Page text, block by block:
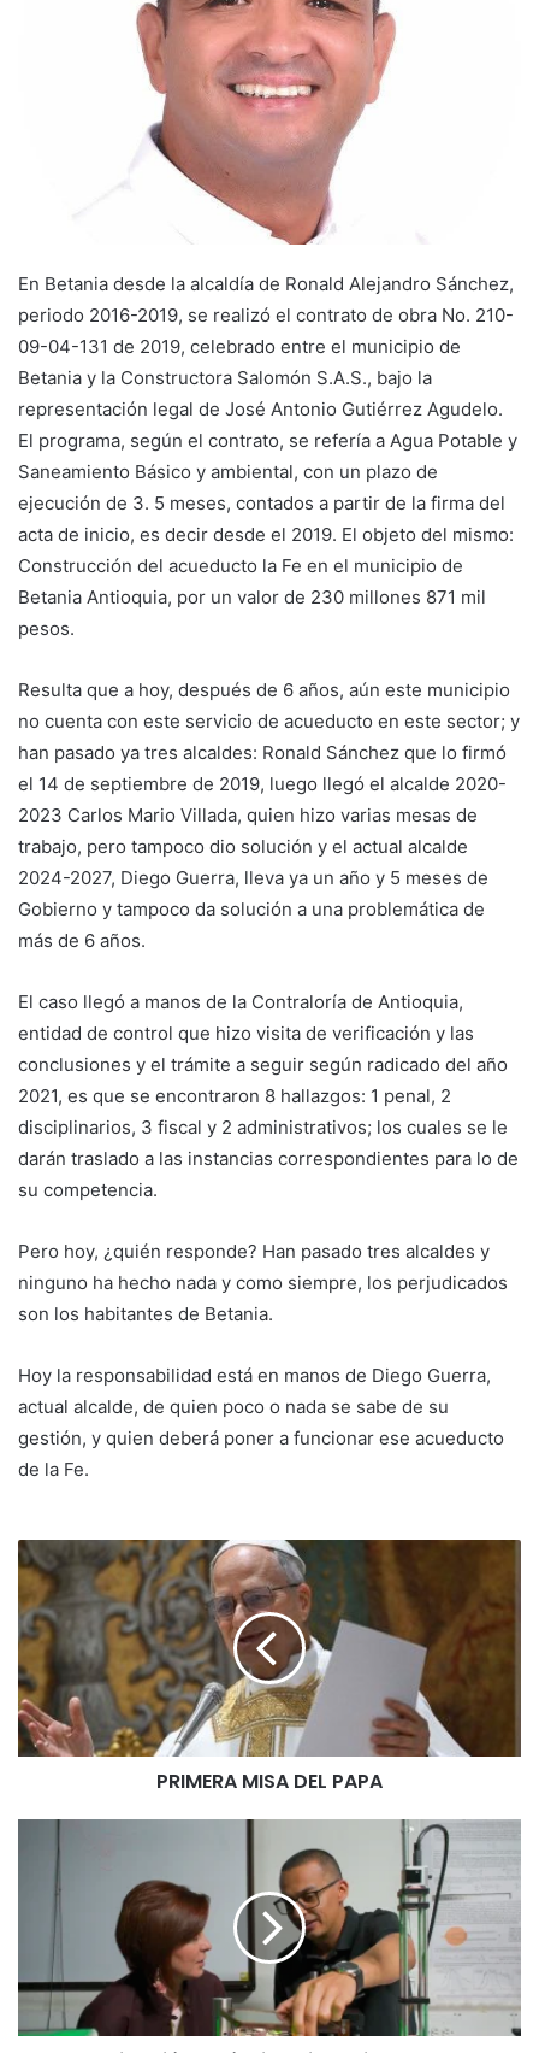
En Betania desde la alcaldía de Ronald Alejandro Sánchez,
periodo 2016-2019, se realizó el contrato de obra No. 210-
09-04-131 de 2019, celebrado entre el municipio de
Betania y la Constructora Salomón S.A.S., bajo la
representación legal de José Antonio Gutiérrez Agudelo.
El programa, según el contrato, se refería a Agua Potable y
Saneamiento Básico y ambiental, con un plazo de
ejecución de 3. 5 meses, contados a partir de la firma del
acta de inicio, es decir desde el 2019. El objeto del mismo:
Construcción del acueducto la Fe en el municipio de
Betania Antioquia, por un valor de 230 millones 871 mil
pesos.
Resulta que a hoy, después de 6 años, aún este municipio
no cuenta con este servicio de acueducto en este sector; y
han pasado ya tres alcaldes: Ronald Sánchez que lo firmó
el 14 de septiembre de 2019, luego llegó el alcalde 2020-
2023 Carlos Mario Villada, quien hizo varias mesas de
trabajo, pero tampoco dio solución y el actual alcalde
2024-2027, Diego Guerra, lleva ya un año y 5 meses de
Gobierno y tampoco da solución a una problemática de
más de 6 años.
El caso llegó a manos de la Contraloría de Antioquia,
entidad de control que hizo visita de verificación y las
conclusiones y el trámite a seguir según radicado del año
2021, es que se encontraron 8 hallazgos: 1 penal, 2
disciplinarios, 3 fiscal y 2 administrativos; los cuales se le
darán traslado a las instancias correspondientes para lo de
su competencia.
Pero hoy, ¿quién responde? Han pasado tres alcaldes y
ninguno ha hecho nada y como siempre, los perjudicados
son los habitantes de Betania.
Hoy la responsabilidad está en manos de Diego Guerra,
actual alcalde, de quien poco o nada se sabe de su
gestión, y quien deberá poner a funcionar ese acueducto
de la Fe.
PRIMERA MISA DEL PAPA